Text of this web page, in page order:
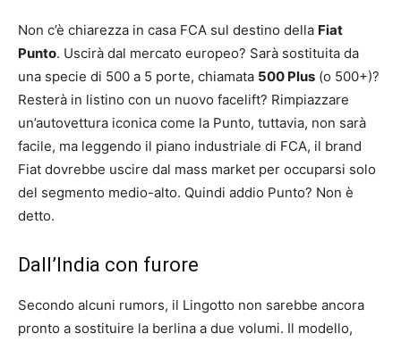
Non c’è chiarezza in casa FCA sul destino della Fiat
Punto. Uscirà dal mercato europeo? Sarà sostituita da
una specie di 500 a 5 porte, chiamata 500 Plus (o 500+)?
Resterà in listino con un nuovo facelift? Rimpiazzare
un’autovettura iconica come la Punto, tuttavia, non sarà
facile, ma leggendo il piano industriale di FCA, il brand
Fiat dovrebbe uscire dal mass market per occuparsi solo
del segmento medio-alto. Quindi addio Punto? Non è
detto.
Dall’India con furore
Secondo alcuni rumors, il Lingotto non sarebbe ancora
pronto a sostituire la berlina a due volumi. Il modello,